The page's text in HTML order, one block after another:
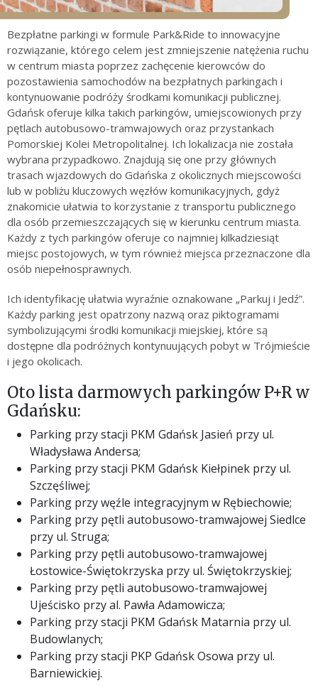
Bezpłatne parkingi w formule Park&Ride to innowacyjne
rozwiązanie, którego celem jest zmniejszenie natężenia ruchu
w centrum miasta poprzez zachęcenie kierowców do
pozostawienia samochodów na bezpłatnych parkingach i
kontynuowanie podróży środkami komunikacji publicznej.
Gdańsk oferuje kilka takich parkingów, umiejscowionych przy
pętlach autobusowo-tramwajowych oraz przystankach
Pomorskiej Kolei Metropolitalnej. Ich lokalizacja nie została
wybrana przypadkowo. Znajdują się one przy głównych
trasach wjazdowych do Gdańska z okolicznych miejscowości
lub w pobliżu kluczowych węzłów komunikacyjnych, gdyż
znakomicie ułatwia to korzystanie z transportu publicznego
dla osób przemieszczających się w kierunku centrum miasta.
Każdy z tych parkingów oferuje co najmniej kilkadziesiąt
miejsc postojowych, w tym również miejsca przeznaczone dla
osób niepełnosprawnych.
Ich identyfikację ułatwia wyraźnie oznakowane „Parkuj i Jedź”.
Każdy parking jest opatrzony nazwą oraz piktogramami
symbolizującymi środki komunikacji miejskiej, które są
dostępne dla podróżnych kontynuujących pobyt w Trójmieście
i jego okolicach.
Oto lista darmowych parkingów P+R w
Gdańsku:
Parking przy stacji PKM Gdańsk Jasień przy ul.
Władysława Andersa;
Parking przy stacji PKM Gdańsk Kiełpinek przy ul.
Szczęśliwej;
Parking przy węźle integracyjnym w Rębiechowie;
Parking przy pętli autobusowo-tramwajowej Siedlce
przy ul. Struga;
Parking przy pętli autobusowo-tramwajowej
Łostowice-Świętokrzyska przy ul. Świętokrzyskiej;
Parking przy pętli autobusowo-tramwajowej
Ujeścisko przy al. Pawła Adamowicza;
Parking przy stacji PKM Gdańsk Matarnia przy ul.
Budowlanych;
Parking przy stacji PKP Gdańsk Osowa przy ul.
Barniewickiej.